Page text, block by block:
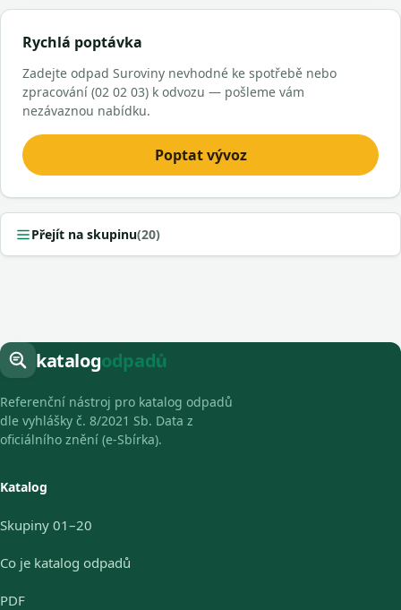
Rychlá poptávka
Zadejte odpad Suroviny nevhodné ke spotřebě nebo
zpracování (02 02 03) k odvozu — pošleme vám
nezávaznou nabídku.
Poptat vývoz
Přejít na skupinu(20)
katalogodpadů
Referenční nástroj pro katalog odpadů
dle vyhlášky č. 8/2021 Sb. Data z
oficiálního znění (e-Sbírka).
Katalog
Skupiny 01–20
Co je katalog odpadů
PDF